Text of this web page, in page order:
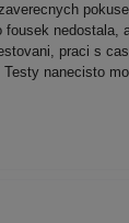
nedostala,
praci s
nanecisto